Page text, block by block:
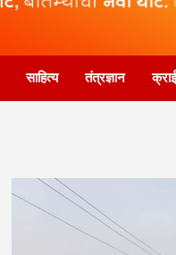
साहित्य तंत्रज्ञान